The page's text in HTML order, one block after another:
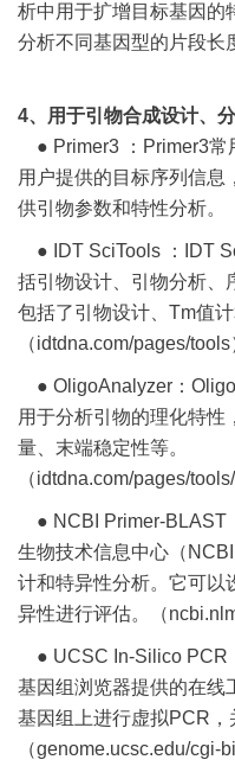
析中用于扩增目标基因的
分析不同基因型的片段长
4、用于引物合成设计、
● Primer3 ：Primer3常
用户提供的目标序列信息
供引物参数和特性分析。
● IDT SciTools ：IDT
括引物设计、引物分析、
包括了引物设计、Tm值
（idtdna.com/pages/tools
● OligoAnalyzer：
用于分析引物的理化特性
量、末端稳定性等。
（idtdna.com/pages/
● NCBI Primer-BLAST
生物技术信息中心（
计和特异性分析。它可以
异性进行评估。（
● UCSC In-Silico PCR
基因组浏览器提供的在线
基因组上进行虚拟PCR，
（genome.ucsc.edu/cgi-